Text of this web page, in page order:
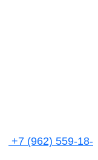
+7 (962) 559-18-